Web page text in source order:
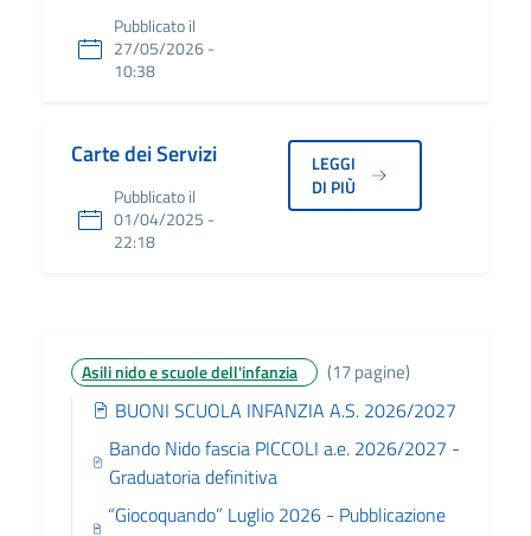
Pubblicato il
27/05/2026 -
10:38
Carte dei Servizi
Pubblicato il
01/04/2025 -
22:18
LEGGI
DI PIÙ
Asili nido e scuole dell'infanzia (17 pagine)
BUONI SCUOLA INFANZIA A.S. 2026/2027
Bando Nido fascia PICCOLI a.e. 2026/2027 -
Graduatoria definitiva
“Giocoquando” Luglio 2026 - Pubblicazione